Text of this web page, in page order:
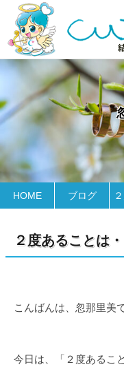
HOME ブログ
２度あることは・
こんばんは、忽那里美
今日は、「２度あるこ